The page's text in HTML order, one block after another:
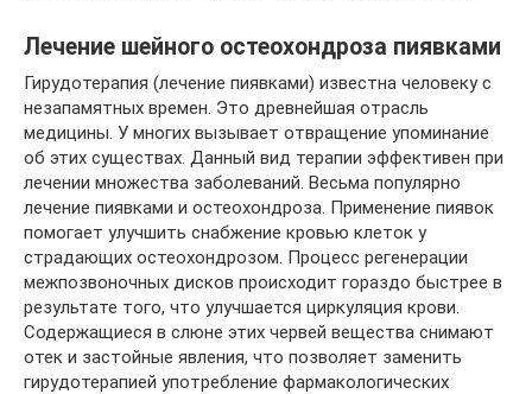
Лечение шейного остеохондроза пиявками
Гирудотерапия (лечение пиявками) известна человеку с
незапамятных времен. Это древнейшая отрасль
медицины. У многих вызывает отвращение упоминание
об этих существах. Данный вид терапии эффективен при
лечении множества заболеваний. Весьма популярно
лечение пиявками и остеохондроза. Применение пиявок
помогает улучшить снабжение кровью клеток у
страдающих остеохондрозом. Процесс регенерации
межпозвоночных дисков происходит гораздо быстрее в
результате того, что улучшается циркуляция крови.
Содержащиеся в слюне этих червей вещества снимают
отек и застойные явления, что позволяет заменить
гирудотерапией употребление фармакологических